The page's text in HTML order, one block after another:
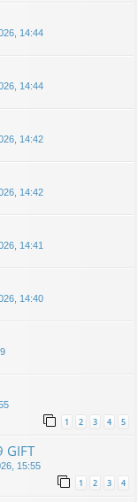
14:44
14:44
14:42
14:42
14:41
14:40
1 2 3 4 5
GIFT
15:55
1 2 3 4